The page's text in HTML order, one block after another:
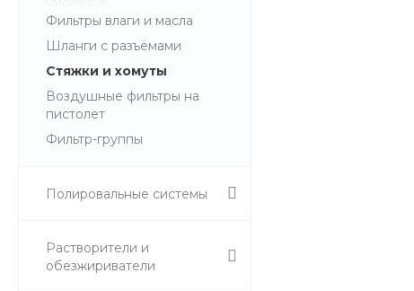
Фильтры влаги и масла
Шланги с разъёмами
Стяжки и хомуты
Воздушные фильтры на
пистолет
Фильтр-группы
Полировальные системы
Растворители и
обезжириватели